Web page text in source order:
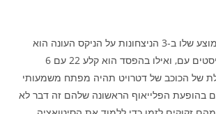
– הממוצע שלו ב-3 הניצחונות על הניקס העונה הוא
33.7 נקודות ו-9 אסיסטים עם, ואילו בהפסד הוא קלע 22 עם 6
של הכוכב של דטרויט תהיה מפתח משמעותי
בהופעת הפלייאוף הראשונה שלהם זה דבר לא